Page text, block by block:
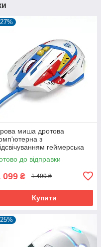
миша дротова
з
геймерська
для ігор 502 11 кнопок
dpi 1000 Гц RGB
до відправки
099 ₴ 1 499 ₴
Купити